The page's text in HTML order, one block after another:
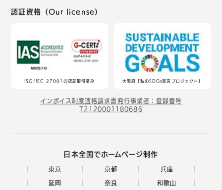
認証資格（Our license）
ISO/IEC 27001の認証取得済み 大阪府「私のSDGs宣言プロジェクト」
インボイス制度適格請求書発行事業者：登録番号
T2120001180686
日本全国でホームページ制作
東京 京都 兵庫
延岡 奈良 和歌山